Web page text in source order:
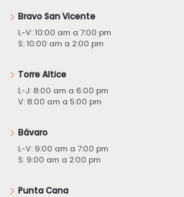
Bravo San Vicente
L-V: 10:00 am a 7:00 pm
S: 10:00 am a 2:00 pm
Torre Altice
L-J: 8:00 am a 6:00 pm
V: 8:00 am a 5:00 pm
Bávaro
L-V: 9:00 am a 7:00 pm
S: 9:00 am a 2:00 pm
Punta Cana